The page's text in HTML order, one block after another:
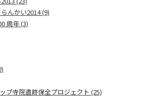
んかい2014 (9)
周年 (3)
プ寺院遺跡保全プロジェクト (25)